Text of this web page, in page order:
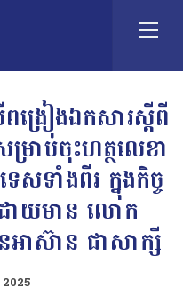
ពង្រៀងឯកសារស្តីពី
រាប់ចុះហត្ថលេខា
សទាំងពីរ ក្នុងកិច្ច
ោយមាន លោក
ាស៊ាន ជាសាក្សី